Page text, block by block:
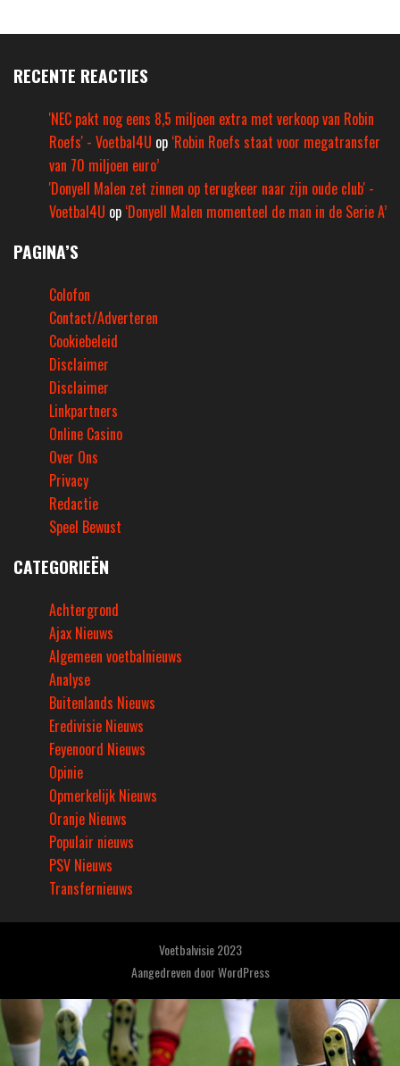
RECENTE REACTIES
'NEC pakt nog eens 8,5 miljoen extra met verkoop van Robin
Roefs' - Voetbal4U op ‘Robin Roefs staat voor megatransfer
van 70 miljoen euro’
'Donyell Malen zet zinnen op terugkeer naar zijn oude club' -
Voetbal4U op ‘Donyell Malen momenteel de man in de Serie A’
PAGINA’S
Colofon
Contact/Adverteren
Cookiebeleid
Disclaimer
Disclaimer
Linkpartners
Online Casino
Over Ons
Privacy
Redactie
Speel Bewust
CATEGORIEËN
Achtergrond
Ajax Nieuws
Algemeen voetbalnieuws
Analyse
Buitenlands Nieuws
Eredivisie Nieuws
Feyenoord Nieuws
Opinie
Opmerkelijk Nieuws
Oranje Nieuws
Populair nieuws
PSV Nieuws
Transfernieuws
Voetbalvisie 2023
Aangedreven doorWordPress